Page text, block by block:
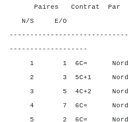
Paires Contrat Par
N/S E/O
-------------------
1 1 6C=
2 3 5C+1
3 5 4C+2
4 7 6C=
5 2 6C=